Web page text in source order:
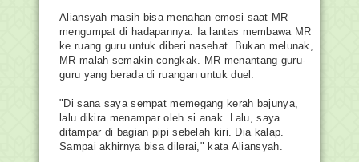
Aliansyah masih bisa menahan emosi saat MR
mengumpat di hadapannya. Ia lantas membawa MR
ke ruang guru untuk diberi nasehat. Bukan melunak,
MR malah semakin congkak. MR menantang guru-
guru yang berada di ruangan untuk duel.
"Di sana saya sempat memegang kerah bajunya,
lalu dikira menampar oleh si anak. Lalu, saya
ditampar di bagian pipi sebelah kiri. Dia kalap.
Sampai akhirnya bisa dilerai," kata Aliansyah.